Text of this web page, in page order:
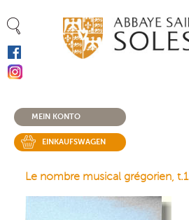
zum
Inhalt
MEIN KONTO
EINKAUFSWAGEN
Le nombre musical grégorien, t.1